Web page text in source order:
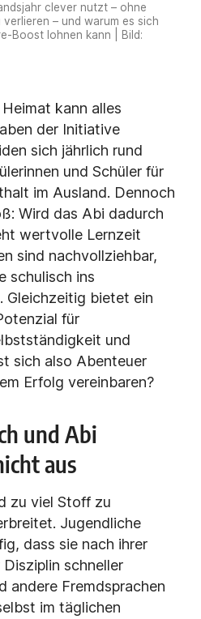
clever nutzt – ohne
– und warum es sich
Boost lohnen kann | Bild:
kann alles
der Initiative
sich jährlich rund
und Schüler für
im Ausland. Dennoch
Wird das Abi dadurch
wertvolle Lernzeit
sind nachvollziehbar,
schulisch ins
Gleichzeitig bietet ein
für
und
sich also Abenteuer
Erfolg vereinbaren?
und Abi
aus
zu viel Stoff zu
Jugendliche
dass sie nach ihrer
schneller
andere Fremdsprachen
im täglichen